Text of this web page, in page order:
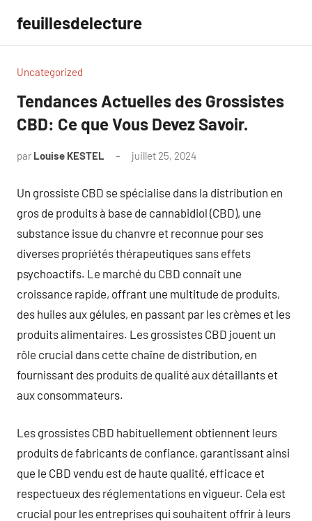
contenu
feuillesdelecture
Uncategorized
Tendances Actuelles des Grossistes
CBD: Ce que Vous Devez Savoir.
par Louise KESTEL juillet 25, 2024
Un grossiste CBD se spécialise dans la distribution en
gros de produits à base de cannabidiol (CBD), une
substance issue du chanvre et reconnue pour ses
diverses propriétés thérapeutiques sans effets
psychoactifs. Le marché du CBD connaît une
croissance rapide, offrant une multitude de produits,
des huiles aux gélules, en passant par les crèmes et les
produits alimentaires. Les grossistes CBD jouent un
rôle crucial dans cette chaîne de distribution, en
fournissant des produits de qualité aux détaillants et
aux consommateurs.
Les grossistes CBD habituellement obtiennent leurs
produits de fabricants de confiance, garantissant ainsi
que le CBD vendu est de haute qualité, efficace et
respectueux des réglementations en vigueur. Cela est
crucial pour les entreprises qui souhaitent offrir à leurs